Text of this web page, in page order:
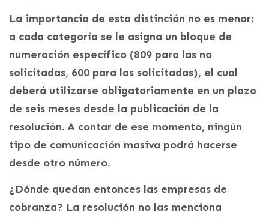
La importancia de esta distinción no es menor:
a cada categoría se le asigna un bloque de
numeración específico (809 para las no
solicitadas, 600 para las solicitadas), el cual
deberá utilizarse obligatoriamente en un plazo
de seis meses desde la publicación de la
resolución. A contar de ese momento, ningún
tipo de comunicación masiva podrá hacerse
desde otro número.
¿Dónde quedan entonces las empresas de
cobranza? La resolución no las menciona